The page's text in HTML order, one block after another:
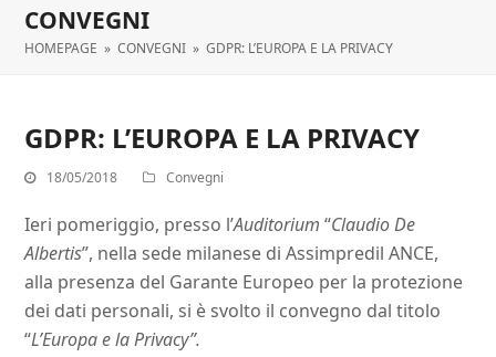
CONVEGNI
HOMEPAGE » CONVEGNI » GDPR: L’EUROPA E LA PRIVACY
GDPR: L’EUROPA E LA PRIVACY
18/05/2018 Convegni
Ieri pomeriggio, presso l’Auditorium “Claudio De
Albertis”, nella sede milanese di Assimpredil ANCE,
alla presenza del Garante Europeo per la protezione
dei dati personali, si è svolto il convegno dal titolo
“L’Europa e la Privacy”.